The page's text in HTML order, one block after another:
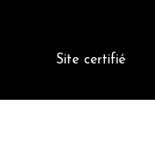
Site certifié